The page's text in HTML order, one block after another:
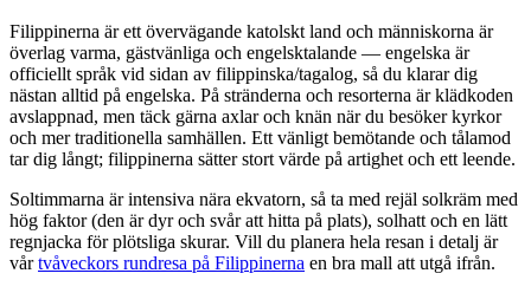
Filippinerna är ett övervägande katolskt land och människorna är
överlag varma, gästvänliga och engelsktalande — engelska är
officiellt språk vid sidan av filippinska/tagalog, så du klarar dig
nästan alltid på engelska. På stränderna och resorterna är klädkoden
avslappnad, men täck gärna axlar och knän när du besöker kyrkor
och mer traditionella samhällen. Ett vänligt bemötande och tålamod
tar dig långt; filippinerna sätter stort värde på artighet och ett leende.
Soltimmarna är intensiva nära ekvatorn, så ta med rejäl solkräm med
hög faktor (den är dyr och svår att hitta på plats), solhatt och en lätt
regnjacka för plötsliga skurar. Vill du planera hela resan i detalj är
vårtvåveckors rundresa på Filippinerna en bra mall att utgå ifrån.